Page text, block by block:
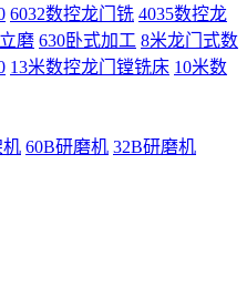
6032数控龙门铣 4035数控龙
磨 630卧式加工 8米龙门式数
13米数控龙门镗铣床 10米数
机 60B研磨机 32B研磨机